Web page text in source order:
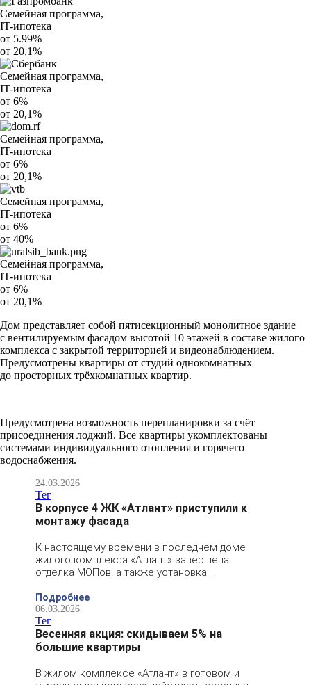
Семейная программа,
IT-ипотека
от 5.99%
от 20,1%
Семейная программа,
IT-ипотека
от 6%
от 20,1%
Семейная программа,
IT-ипотека
от 6%
от 20,1%
Семейная программа,
IT-ипотека
от 6%
от 40%
Семейная программа,
IT-ипотека
от 6%
от 20,1%
Дом представляет собой пятисекционный монолитное здание
с вентилируемым фасадом высотой 10 этажей в составе жилого
комплекса с закрытой территорией и видеонаблюдением.
Предусмотрены квартиры от студий однокомнатных
до просторных трёхкомнатных квартир.
Предусмотрена возможность перепланировки за счёт
присоединения лоджий. Все квартиры укомплектованы
системами индивидуального отопления и горячего
водоснабжения.
24.03.2026
Тег
В корпусе 4 ЖК «Атлант» приступили к
монтажу фасада
К настоящему времени в последнем доме
жилого комплекса «Атлант» завершена
отделка МОПов, а также установка…
Подробнее
06.03.2026
Тег
Весенняя акция: скидываем 5% на
большие квартиры
В жилом комплексе «Атлант» в готовом и